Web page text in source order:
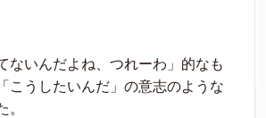
ないんだよね、つれーわ」的なも
こうしたいんだ」の意志のような
。